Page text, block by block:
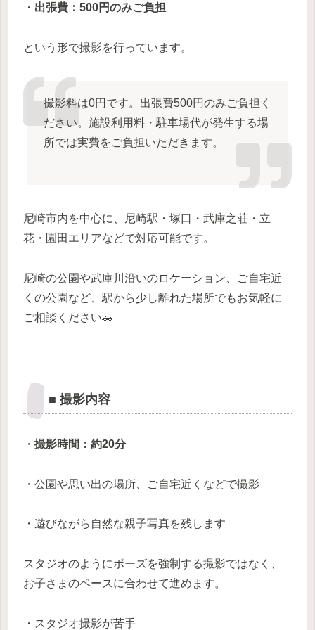
・ 出張費：500円のみご負担
という形で撮影を行っています。
撮影料は0円です。出張費500円のみご負担く
ださい。施設利用料・駐車場代が発生する場
所では実費をご負担いただきます。
尼崎市内を中心に、尼崎駅・塚口・武庫之荘・立
花・園田エリアなどで対応可能です。
尼崎の公園や武庫川沿いのロケーション、ご自宅近
くの公園など、駅から少し離れた場所でもお気軽に
ご相談ください🚗
■ 撮影内容
・ 撮影時間：約20分
・公園や思い出の場所、ご自宅近くなどで撮影
・遊びながら自然な親子写真を残します
スタジオのようにポーズを強制する撮影ではなく、
お子さまのペースに合わせて進めます。
・スタジオ撮影が苦手